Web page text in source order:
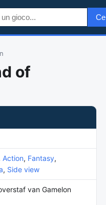
of
Action, Fantasy,
, Side view
van Gamelon